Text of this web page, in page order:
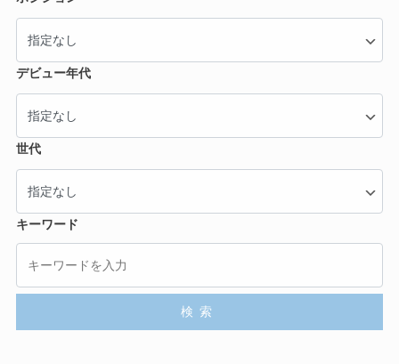
デビュー年代
世代
キーワード
検索